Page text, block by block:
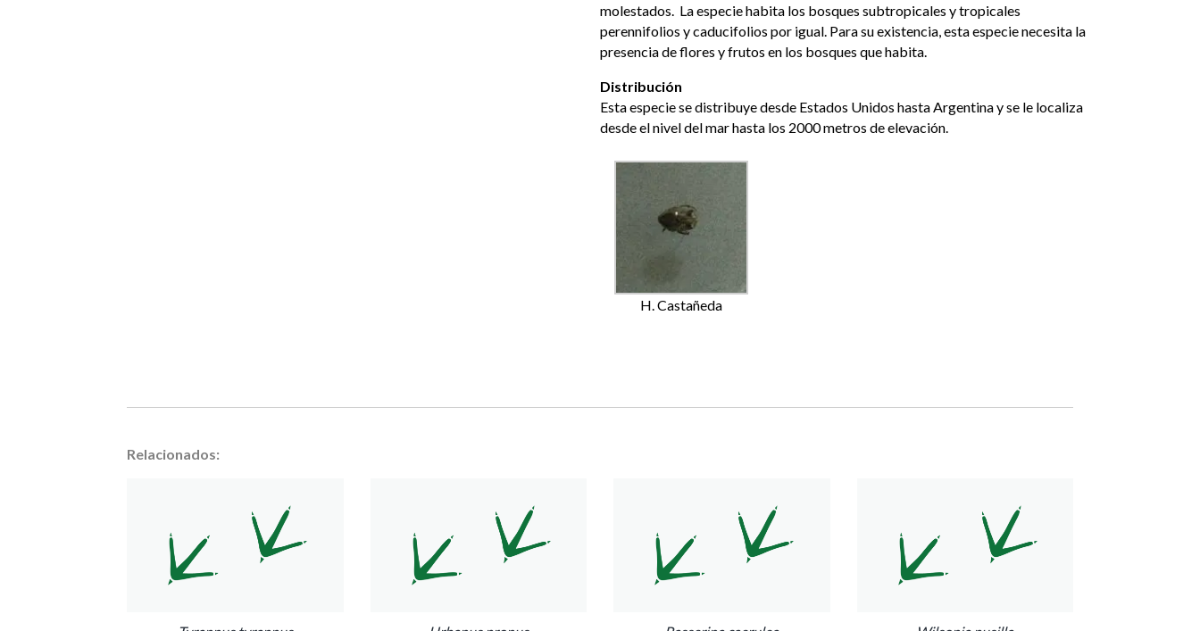
molestados. La especie habita los bosques subtropicales y tropicales
perennifolios y caducifolios por igual. Para su existencia, esta especie necesita la
presencia de flores y frutos en los bosques que habita.
Distribución
Esta especie se distribuye desde Estados Unidos hasta Argentina y se le localiza
desde el nivel del mar hasta los 2000 metros de elevación.
H. Castañeda
Relacionados: